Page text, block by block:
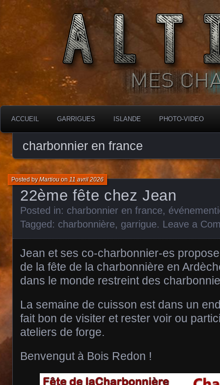
ALTIMARA
MES CHARBONNIÈRES
ACCUEIL GARRIGUES ISLANDE PHOTO-VIDEO
charbonnier en france
22ème fête chez Jean
Posted byMartiouon11 avril 2026
Posted in: charbonnier en france,
Tagged: charbonnière, garrigue. Leave a
Jean et ses co-charbonnier-es
de la fête de la charbonnière en
dans le monde restreint des
La semaine de cuisson est dans un
fait bon de visiter et rester voir ou
ateliers de forge.
Benvengut à Bois Redon !